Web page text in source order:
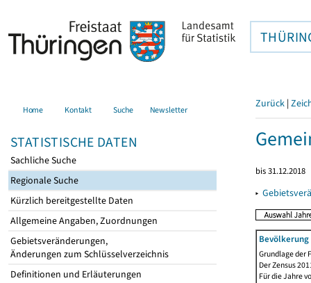
Home Kontakt Suche Newsletter
STATISTISCHE DATEN
Sachliche Suche
Regionale Suche
Kürzlich bereitgestellte Daten
Allgemeine Angaben, Zuordnungen
Gebietsveränderungen,
Änderungen zum Schlüsselverzeichnis
Definitionen und Erläuterungen
Zurück |
bis 31.12.2018
▸
Grundlage der
Der Zensus
Für die Jahre